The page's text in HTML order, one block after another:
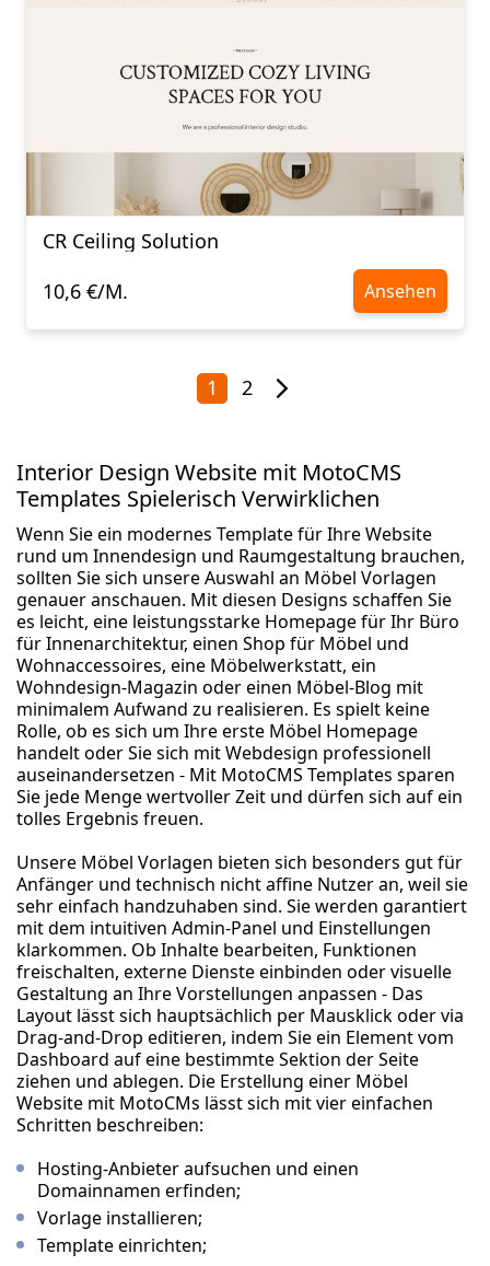
CR Ceiling Solution
10,6 €/M.
Ansehen
1 2
Interior Design Website mit MotoCMS
Templates Spielerisch Verwirklichen
Wenn Sie ein modernes Template für Ihre Website
rund um Innendesign und Raumgestaltung brauchen,
sollten Sie sich unsere Auswahl an Möbel Vorlagen
genauer anschauen. Mit diesen Designs schaffen Sie
es leicht, eine leistungsstarke Homepage für Ihr Büro
für Innenarchitektur, einen Shop für Möbel und
Wohnaccessoires, eine Möbelwerkstatt, ein
Wohndesign-Magazin oder einen Möbel-Blog mit
minimalem Aufwand zu realisieren. Es spielt keine
Rolle, ob es sich um Ihre erste Möbel Homepage
handelt oder Sie sich mit Webdesign professionell
auseinandersetzen - Mit MotoCMS Templates sparen
Sie jede Menge wertvoller Zeit und dürfen sich auf ein
tolles Ergebnis freuen.
Unsere Möbel Vorlagen bieten sich besonders gut für
Anfänger und technisch nicht affine Nutzer an, weil sie
sehr einfach handzuhaben sind. Sie werden garantiert
mit dem intuitiven Admin-Panel und Einstellungen
klarkommen. Ob Inhalte bearbeiten, Funktionen
freischalten, externe Dienste einbinden oder visuelle
Gestaltung an Ihre Vorstellungen anpassen - Das
Layout lässt sich hauptsächlich per Mausklick oder via
Drag-and-Drop editieren, indem Sie ein Element vom
Dashboard auf eine bestimmte Sektion der Seite
ziehen und ablegen. Die Erstellung einer Möbel
Website mit MotoCMs lässt sich mit vier einfachen
Schritten beschreiben:
Hosting-Anbieter aufsuchen und einen
Domainnamen erfinden;
Vorlage installieren;
Template einrichten;